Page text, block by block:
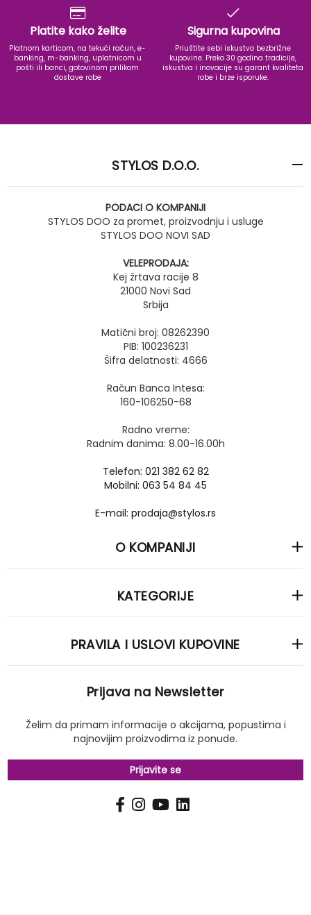
Platite kako želite
Platnom karticom, na tekući račun, e-
banking, m-banking, uplatnicom u
pošti ili banci, gotovinom prilikom
dostave robe
Sigurna kupovina
Priuštite sebi iskustvo bezbrižne
kupovine. Preko 30 godina tradicije,
iskustva i inovacije su garant kvaliteta
robe i brze isporuke.
STYLOS D.O.O.
PODACI O KOMPANIJI
STYLOS DOO za promet, proizvodnju i usluge
STYLOS DOO NOVI SAD
VELEPRODAJA:
Kej žrtava racije 8
21000 Novi Sad
Srbija
Matični broj: 08262390
PIB: 100236231
Šifra delatnosti: 4666
Račun Banca Intesa:
160-106250-68
Radno vreme:
Radnim danima: 8.00-16.00h
Telefon: 021 382 62 82
Mobilni: 063 54 84 45
E-mail: prodaja@stylos.rs
O KOMPANIJI
KATEGORIJE
PRAVILA I USLOVI KUPOVINE
Prijava na Newsletter
Želim da primam informacije o akcijama, popustima i
najnovijim proizvodima iz ponude.
Prijavite se